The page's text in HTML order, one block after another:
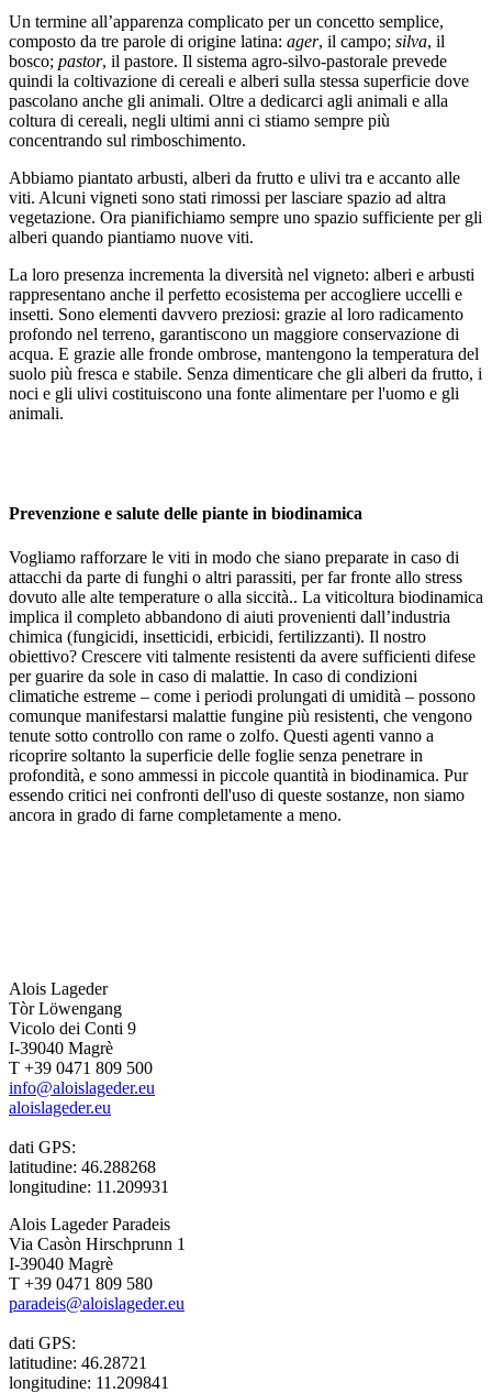
Un termine all’apparenza complicato per un concetto semplice,
composto da tre parole di origine latina: ager, il campo; silva, il
bosco; pastor, il pastore. Il sistema agro-silvo-pastorale prevede
quindi la coltivazione di cereali e alberi sulla stessa superficie dove
pascolano anche gli animali. Oltre a dedicarci agli animali e alla
coltura di cereali, negli ultimi anni ci stiamo sempre più
concentrando sul rimboschimento.
Abbiamo piantato arbusti, alberi da frutto e ulivi tra e accanto alle
viti. Alcuni vigneti sono stati rimossi per lasciare spazio ad altra
vegetazione. Ora pianifichiamo sempre uno spazio sufficiente per gli
alberi quando piantiamo nuove viti.
La loro presenza incrementa la diversità nel vigneto: alberi e arbusti
rappresentano anche il perfetto ecosistema per accogliere uccelli e
insetti. Sono elementi davvero preziosi: grazie al loro radicamento
profondo nel terreno, garantiscono un maggiore conservazione di
acqua. E grazie alle fronde ombrose, mantengono la temperatura del
suolo più fresca e stabile. Senza dimenticare che gli alberi da frutto, i
noci e gli ulivi costituiscono una fonte alimentare per l'uomo e gli
animali.
Prevenzione e salute delle piante in biodinamica
Vogliamo rafforzare le viti in modo che siano preparate in caso di
attacchi da parte di funghi o altri parassiti, per far fronte allo stress
dovuto alle alte temperature o alla siccità.. La viticoltura biodinamica
implica il completo abbandono di aiuti provenienti dall’industria
chimica (fungicidi, insetticidi, erbicidi, fertilizzanti). Il nostro
obiettivo? Crescere viti talmente resistenti da avere sufficienti difese
per guarire da sole in caso di malattie. In caso di condizioni
climatiche estreme – come i periodi prolungati di umidità – possono
comunque manifestarsi malattie fungine più resistenti, che vengono
tenute sotto controllo con rame o zolfo. Questi agenti vanno a
ricoprire soltanto la superficie delle foglie senza penetrare in
profondità, e sono ammessi in piccole quantità in biodinamica. Pur
essendo critici nei confronti dell'uso di queste sostanze, non siamo
ancora in grado di farne completamente a meno.
Alois Lageder
Tòr Löwengang
Vicolo dei Conti 9
I-39040 Magrè
T +39 0471 809 500
info@aloislageder.eu
aloislageder.eu
dati GPS:
latitudine: 46.288268
longitudine: 11.209931
Alois Lageder Paradeis
Via Casòn Hirschprunn 1
I-39040 Magrè
T +39 0471 809 580
paradeis@aloislageder.eu
dati GPS:
latitudine: 46.28721
longitudine: 11.209841